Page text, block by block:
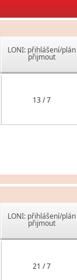
LONI: přihlášení/plán
přijmout
13 / 7
LONI: přihlášení/plán
přijmout
21 / 7